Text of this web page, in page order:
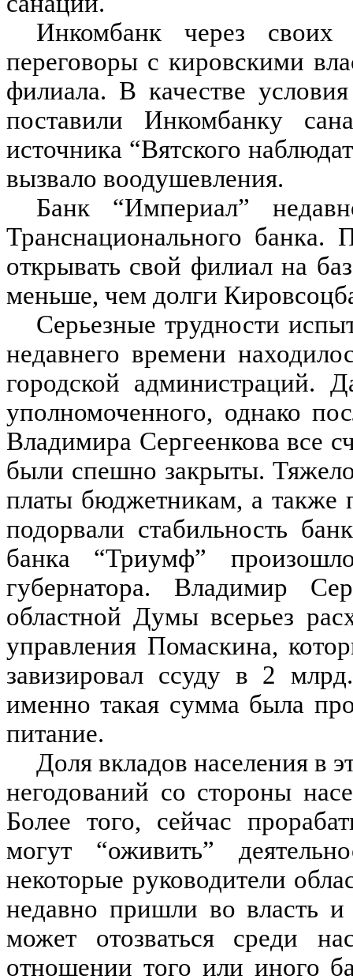
Инкомбанк через своих
переговоры с кировскими
филиала. В качестве
поставили Инкомбанку
источника “Вятского
вызвало воодушевления.
Банк “Империал”
Транснационального банка.
открывать свой филиал на
меньше, чем долги
Серьезные трудности
недавнего времени
городской администраций.
уполномоченного, однако
Владимира Сергеенкова все
были спешно закрыты.
платы бюджетникам, а также
подорвали стабильность
банка “Триумф”
губернатора. Владимир
областной Думы всерьез
управления Помаскина,
завизировал ссуду в 2
именно такая сумма была
питание.
Доля вкладов населения в
негодований со стороны
Более того, сейчас
могут “оживить”
некоторые руководители
недавно пришли во власть
может отозваться среди
отношении того или иного